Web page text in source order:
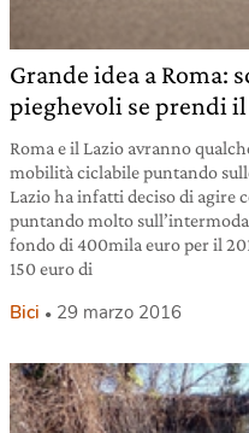
Grande idea a Roma:
pieghevoli se prendi il
Roma e il Lazio avranno
mobilità ciclabile puntando
Lazio ha infatti deciso di agire
puntando molto
fondo di 400mila euro per il
150 euro di
Bici 29 marzo 2016